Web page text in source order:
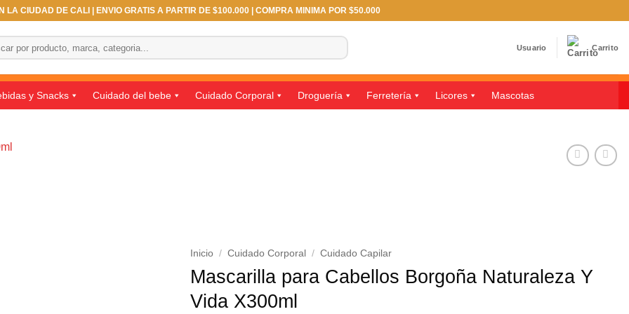
LA CIUDAD DE CALI | ENVIO GRATIS A PARTIR DE $100.000 | COMPRA MINIMA POR $50.000
Usuario Carrito
y Snacks Cuidado del bebe Cuidado Corporal Droguería Ferretería Licores Mascotas
Inicio / Cuidado Corporal / Cuidado Capilar
Mascarilla para Cabellos Borgoña Naturaleza Y
Vida X300ml